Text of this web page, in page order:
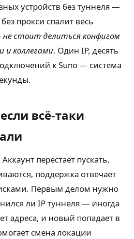
устройств без туннеля —
прокси спалит весь
не стоит делиться конфигом
и коллегами. Один IP, десять
к Suno — система
всё-таки
перестаёт пускать,
поддержка отвечает
Первым делом нужно
ли IP туннеля — иногда
адреса, и новый попадает в
смена локации